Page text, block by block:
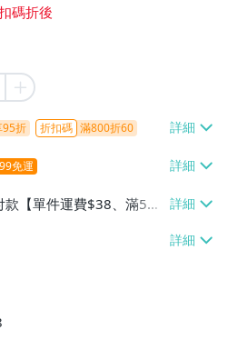
折 折扣碼 滿800折60
免運
款【單件運費$38、滿5件
運費】、7-ELEVEN取貨
、萊爾富取貨付款【單件
消費滿$1298免運
單件運費$120、滿5件